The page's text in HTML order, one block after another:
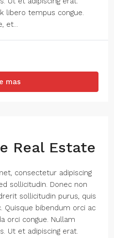
libero tempus congue.
et...
mas
Real Estate
consectetur adipiscing
sollicitudin. Donec non
sollicitudin purus, quis
Quisque bibendum orci ac
orci congue. Nullam
Ut et adipiscing erat.